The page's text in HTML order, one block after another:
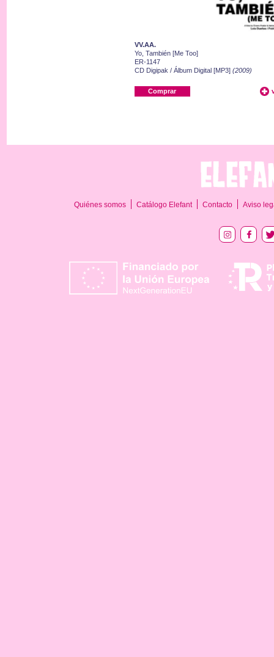
VV.AA.
Yo, También [Me Too]
ER-1147
CD Digipak / Álbum Digital [MP3] (2009)
Comprar
Quiénes somos Catálogo Elefant Contacto Aviso